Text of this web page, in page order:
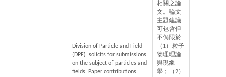
Division of Particle and Field
(DPF)  solicits for submissions
on the subject of particles and
fields. Paper contributions
相關之論
文。論文
主題建議
可包含但
不侷限於
（1）粒子
物理理論
與現象
學；（2）